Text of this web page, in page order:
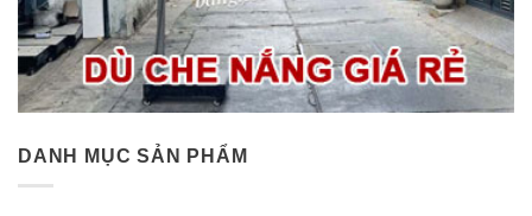
DANH MỤC SẢN PHẨM